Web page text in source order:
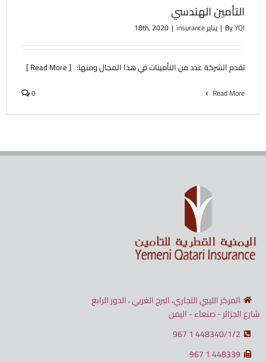
التأمين الهندسي
ByYQI
| يناير 18th, 2020 | insurance
تقدم الشركة عدد من التأمينات في هذا المجال ومنها: [ Read More ]
Read More
0
المركز الليبي التجاري، البرج الغربي ، الدور الرابع
شارع الجزائر - صنعاء - اليمن
448340/1/2 1 967
448339 1 967